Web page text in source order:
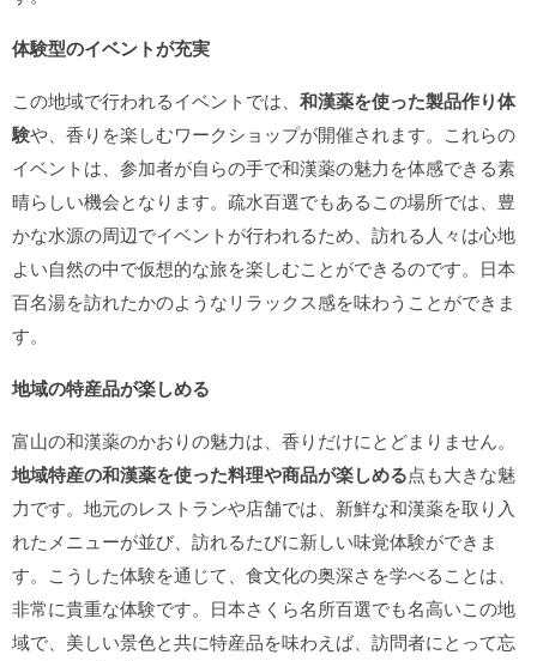
体験型のイベントが充実
この地域で行われるイベントでは、 和漢薬を使った製品作り体
験や、香りを楽しむワークショップが開催されます。これらの
イベントは、参加者が自らの手で和漢薬の魅力を体感できる素
晴らしい機会となります。疏水百選でもあるこの場所では、豊
かな水源の周辺でイベントが行われるため、訪れる人々は心地
よい自然の中で仮想的な旅を楽しむことができるのです。日本
百名湯を訪れたかのようなリラックス感を味わうことができま
す。
地域の特産品が楽しめる
富山の和漢薬のかおりの魅力は、香りだけにとどまりません。
地域特産の和漢薬を使った料理や商品が楽しめる点も大きな魅
力です。地元のレストランや店舗では、新鮮な和漢薬を取り入
れたメニューが並び、訪れるたびに新しい味覚体験ができま
す。こうした体験を通じて、食文化の奥深さを学べることは、
非常に貴重な体験です。日本さくら名所百選でも名高いこの地
域で、美しい景色と共に特産品を味わえば、訪問者にとって忘